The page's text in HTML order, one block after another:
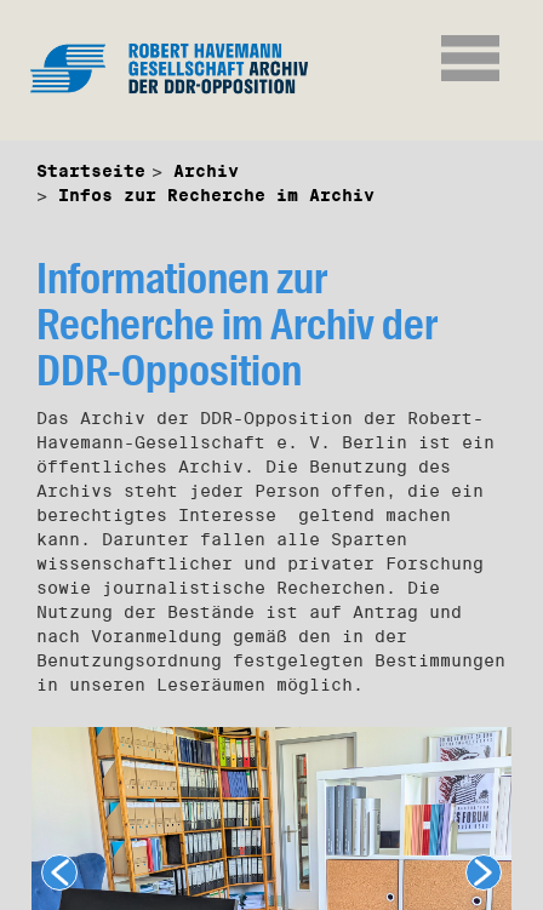
Startseite
Archiv
Infos zur Recherche im Archiv
Informationen zur
Recherche im Archiv der
DDR-Opposition
Das Archiv der DDR-Opposition der Robert-
Havemann-Gesellschaft e. V. Berlin ist ein
öffentliches Archiv. Die Benutzung des
Archivs steht jeder Person offen, die ein
berechtigtes Interesse geltend machen
kann. Darunter fallen alle Sparten
wissenschaftlicher und privater Forschung
sowie journalistische Recherchen. Die
Nutzung der Bestände ist auf Antrag und
nach Voranmeldung gemäß den in der
Benutzungsordnung festgelegten Bestimmungen
in unseren Leseräumen möglich.